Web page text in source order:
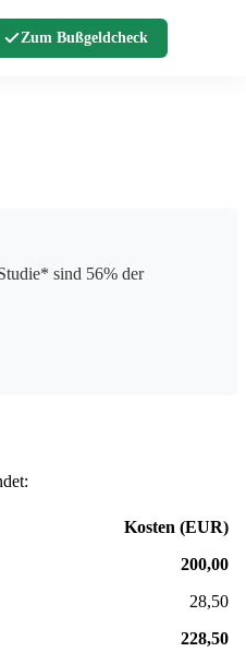
Zum Bußgeldcheck
sind 56% der
Kosten (EUR)
200,00
28,50
228,50